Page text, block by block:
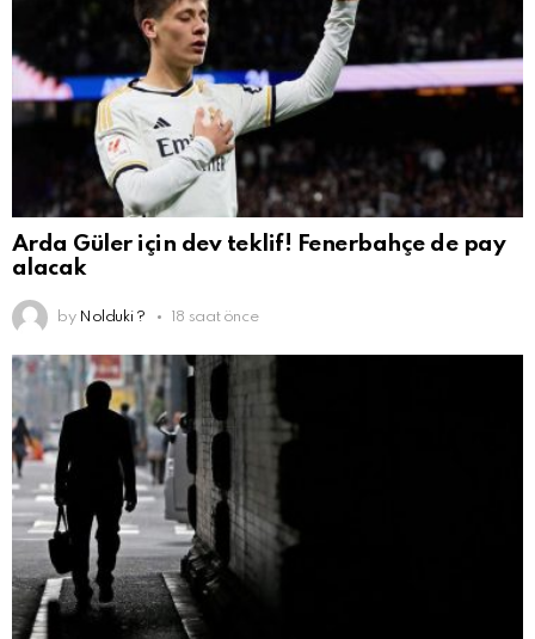
Arda Güler için dev teklif! Fenerbahçe de pay
alacak
by Nolduki ? 18 saat önce